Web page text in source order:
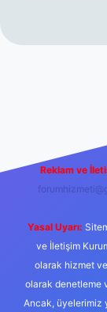
Reklam ve
Yasal Uyarı:
ve İletişim
olarak hizmet
olarak denetleme
Ancak, üyelerimiz